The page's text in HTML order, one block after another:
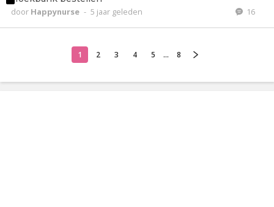
door Happynurse - 5 jaar geleden 16
1 2 3 4 5 ... 8